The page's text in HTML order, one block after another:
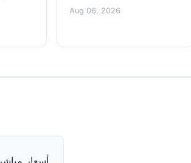
Aug 06, 2026
أسعار